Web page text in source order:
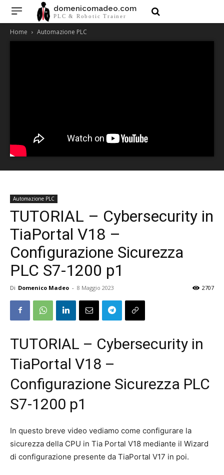
domenicomadeo.com
PLC & Robotic Trainer
Home Automazione PLC
Automazione PLC
TUTORIAL – Cybersecurity in
TiaPortal V18 –
Configurazione Sicurezza
PLC S7-1200 p1
Di Domenico Madeo - 8 Maggio 2023 2707
TUTORIAL – Cybersecurity in
TiaPortal V18 –
Configurazione Sicurezza PLC
S7-1200 p1
In questo breve video vediamo come configurare la
sicurezza della CPU in Tia Portal V18 mediante il Wizard
di configurazione presente da TiaPortal V17 in poi.